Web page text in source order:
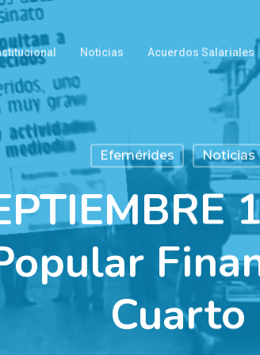
Noticias Acuerdos Salariales
Efemérides Noticias
Cuarto